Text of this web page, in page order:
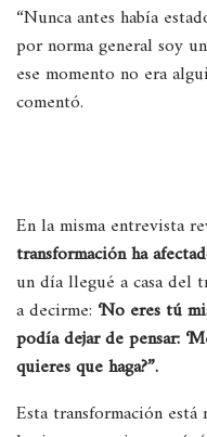
“Nunca antes había
por norma general soy
ese momento no era
comentó.
En la misma entrevista
transformación ha
un día llegué a casa del
a decirme: ‘No eres tú
podía dejar de pensar:
quieres que haga?”.
Esta transformación está